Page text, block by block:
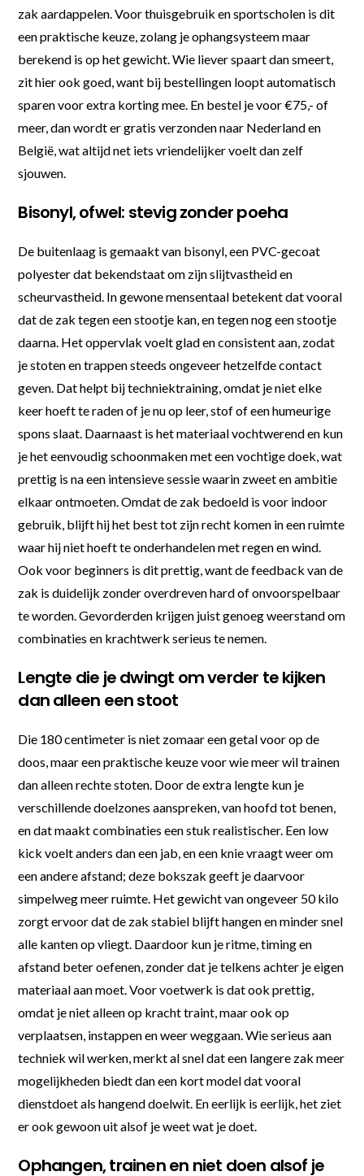
zak aardappelen. Voor thuisgebruik en sportscholen is dit
een praktische keuze, zolang je ophangsysteem maar
berekend is op het gewicht. Wie liever spaart dan smeert,
zit hier ook goed, want bij bestellingen loopt automatisch
sparen voor extra korting mee. En bestel je voor €75,- of
meer, dan wordt er gratis verzonden naar Nederland en
België, wat altijd net iets vriendelijker voelt dan zelf
sjouwen.
Bisonyl, ofwel: stevig zonder poeha
De buitenlaag is gemaakt van bisonyl, een PVC-gecoat
polyester dat bekendstaat om zijn slijtvastheid en
scheurvastheid. In gewone mensentaal betekent dat vooral
dat de zak tegen een stootje kan, en tegen nog een stootje
daarna. Het oppervlak voelt glad en consistent aan, zodat
je stoten en trappen steeds ongeveer hetzelfde contact
geven. Dat helpt bij techniektraining, omdat je niet elke
keer hoeft te raden of je nu op leer, stof of een humeurige
spons slaat. Daarnaast is het materiaal vochtwerend en kun
je het eenvoudig schoonmaken met een vochtige doek, wat
prettig is na een intensieve sessie waarin zweet en ambitie
elkaar ontmoeten. Omdat de zak bedoeld is voor indoor
gebruik, blijft hij het best tot zijn recht komen in een ruimte
waar hij niet hoeft te onderhandelen met regen en wind.
Ook voor beginners is dit prettig, want de feedback van de
zak is duidelijk zonder overdreven hard of onvoorspelbaar
te worden. Gevorderden krijgen juist genoeg weerstand om
combinaties en krachtwerk serieus te nemen.
Lengte die je dwingt om verder te kijken
dan alleen een stoot
Die 180 centimeter is niet zomaar een getal voor op de
doos, maar een praktische keuze voor wie meer wil trainen
dan alleen rechte stoten. Door de extra lengte kun je
verschillende doelzones aanspreken, van hoofd tot benen,
en dat maakt combinaties een stuk realistischer. Een low
kick voelt anders dan een jab, en een knie vraagt weer om
een andere afstand; deze bokszak geeft je daarvoor
simpelweg meer ruimte. Het gewicht van ongeveer 50 kilo
zorgt ervoor dat de zak stabiel blijft hangen en minder snel
alle kanten op vliegt. Daardoor kun je ritme, timing en
afstand beter oefenen, zonder dat je telkens achter je eigen
materiaal aan moet. Voor voetwerk is dat ook prettig,
omdat je niet alleen op kracht traint, maar ook op
verplaatsen, instappen en weer weggaan. Wie serieus aan
techniek wil werken, merkt al snel dat een langere zak meer
mogelijkheden biedt dan een kort model dat vooral
dienstdoet als hangend doelwit. En eerlijk is eerlijk, het ziet
er ook gewoon uit alsof je weet wat je doet.
Ophangen, trainen en niet doen alsof je